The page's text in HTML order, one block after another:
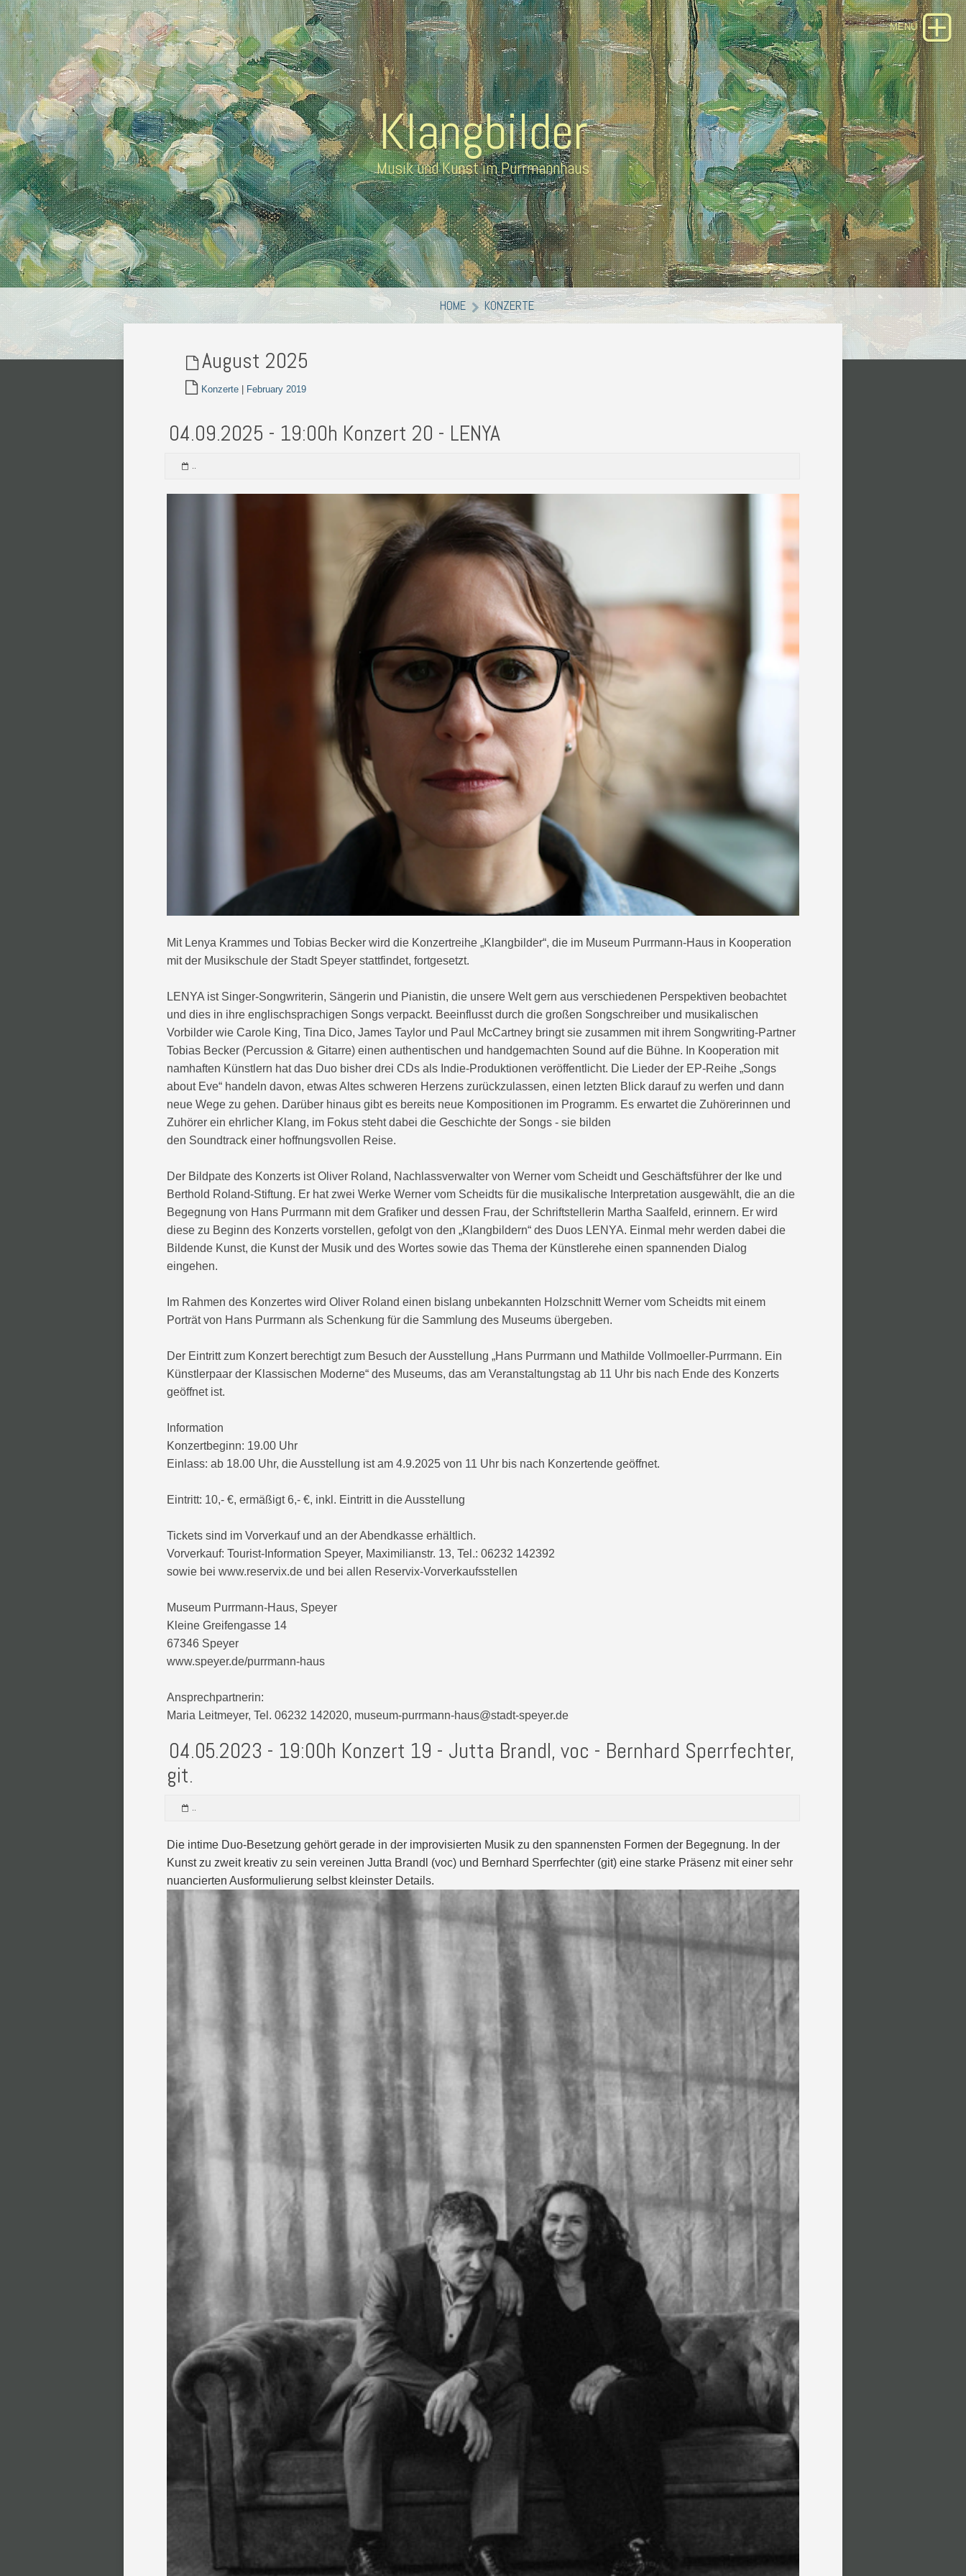
Klangbilder
Musik und Kunst im Purrmannhaus
HOME KONZERTE
August 2025
Konzerte February 2019
04.09.2025 - 19:00h Konzert 20 - LENYA
Mit Lenya Krammes und Tobias Becker wird die Konzertreihe „Klangbilder“, die im Museum Purrmann-Haus in Kooperation
mit der Musikschule der Stadt Speyer stattfindet, fortgesetzt.
LENYA ist Singer-Songwriterin, Sängerin und Pianistin, die unsere Welt gern aus verschiedenen Perspektiven beobachtet
und dies in ihre englischsprachigen Songs verpackt. Beeinflusst durch die großen Songschreiber und musikalischen
Vorbilder wie Carole King, Tina Dico, James Taylor und Paul McCartney bringt sie zusammen mit ihrem Songwriting-Partner
Tobias Becker (Percussion & Gitarre) einen authentischen und handgemachten Sound auf die Bühne. In Kooperation mit
namhaften Künstlern hat das Duo bisher drei CDs als Indie-Produktionen veröffentlicht. Die Lieder der EP-Reihe „Songs
about Eve“ handeln davon, etwas Altes schweren Herzens zurückzulassen, einen letzten Blick darauf zu werfen und dann
neue Wege zu gehen. Darüber hinaus gibt es bereits neue Kompositionen im Programm. Es erwartet die Zuhörerinnen und
Zuhörer ein ehrlicher Klang, im Fokus steht dabei die Geschichte der Songs - sie bilden
den Soundtrack einer hoffnungsvollen Reise.
Der Bildpate des Konzerts ist Oliver Roland, Nachlassverwalter von Werner vom Scheidt und Geschäftsführer der Ike und
Berthold Roland-Stiftung. Er hat zwei Werke Werner vom Scheidts für die musikalische Interpretation ausgewählt, die an die
Begegnung von Hans Purrmann mit dem Grafiker und dessen Frau, der Schriftstellerin Martha Saalfeld, erinnern. Er wird
diese zu Beginn des Konzerts vorstellen, gefolgt von den „Klangbildern“ des Duos LENYA. Einmal mehr werden dabei die
Bildende Kunst, die Kunst der Musik und des Wortes sowie das Thema der Künstlerehe einen spannenden Dialog
eingehen.
Im Rahmen des Konzertes wird Oliver Roland einen bislang unbekannten Holzschnitt Werner vom Scheidts mit einem
Porträt von Hans Purrmann als Schenkung für die Sammlung des Museums übergeben.
Der Eintritt zum Konzert berechtigt zum Besuch der Ausstellung „Hans Purrmann und Mathilde Vollmoeller-Purrmann. Ein
Künstlerpaar der Klassischen Moderne“ des Museums, das am Veranstaltungstag ab 11 Uhr bis nach Ende des Konzerts
geöffnet ist.
Information
Konzertbeginn: 19.00 Uhr
Einlass: ab 18.00 Uhr, die Ausstellung ist am 4.9.2025 von 11 Uhr bis nach Konzertende geöffnet.
Eintritt: 10,- €, ermäßigt 6,- €, inkl. Eintritt in die Ausstellung
Tickets sind im Vorverkauf und an der Abendkasse erhältlich.
Vorverkauf: Tourist-Information Speyer, Maximilianstr. 13, Tel.: 06232 142392
sowie bei www.reservix.de und bei allen Reservix-Vorverkaufsstellen
Museum Purrmann-Haus, Speyer
Kleine Greifengasse 14
67346 Speyer
www.speyer.de/purrmann-haus
Ansprechpartnerin:
Maria Leitmeyer, Tel. 06232 142020, museum-purrmann-haus@stadt-speyer.de
04.05.2023 - 19:00h Konzert 19 - Jutta Brandl, voc - Bernhard Sperrfechter,
git.
Die intime Duo-Besetzung gehört gerade in der improvisierten Musik zu den spannensten Formen der Begegnung. In der
Kunst zu zweit kreativ zu sein vereinen Jutta Brandl (voc) und Bernhard Sperrfechter (git) eine starke Präsenz mit einer sehr
nuancierten Ausformulierung selbst kleinster Details.